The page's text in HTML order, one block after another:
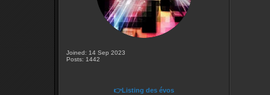
Joined: 14 Sep 2023
Posts: 1442
👉Listing des évos